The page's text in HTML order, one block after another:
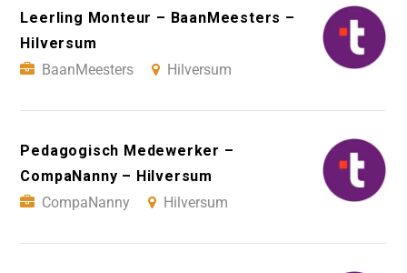
Leerling Monteur – BaanMeesters –
Hilversum
BaanMeesters
Hilversum
Pedagogisch Medewerker –
CompaNanny – Hilversum
CompaNanny
Hilversum